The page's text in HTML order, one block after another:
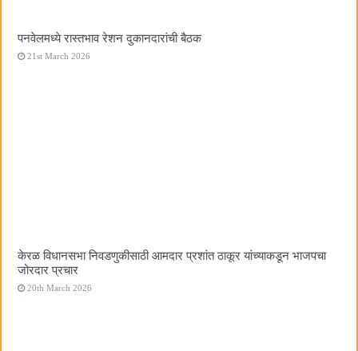
पनवेलमध्ये रास्तभाव रेशन दुकानदारांची बैठक
21st March 2026
केरळ विधानसभा निवडणुकीसाठी आमदार प्रशांत ठाकूर यांच्याकडून भाजपचा
जोरदार प्रचार
20th March 2026